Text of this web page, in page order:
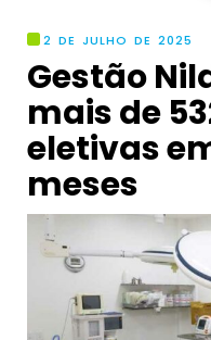
2 DE JULHO DE 2025
Gestão
mais de
eletivas
meses